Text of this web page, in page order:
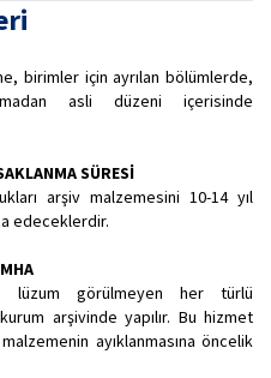
birimler için ayrılan bölümlerde,
asli düzeni içerisinde
SÜRESİ
arşiv malzemesini 10-14 yıl
edeceklerdir.
lüzum görülmeyen her türlü
arşivinde yapılır. Bu hizmet
ayıklanmasına öncelik